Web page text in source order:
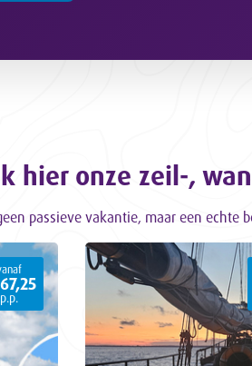
hier onze zeil-,
passieve vakantie, maar een echte
p.p.